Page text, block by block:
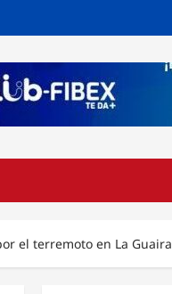
el terremoto en La Guaira